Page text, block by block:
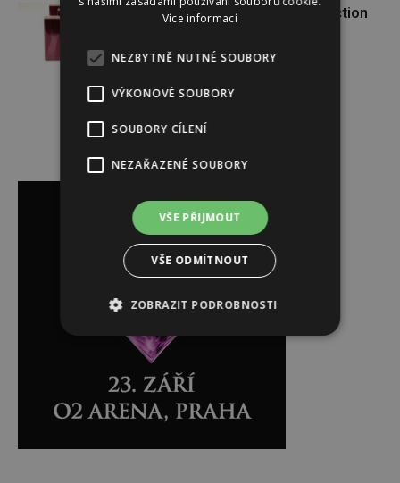
VÝHERCI: o krásnou vůni Attraction
Reklama
Více informací
NEZBYTNĚ NUTNÉ SOUBORY
VÝKONOVÉ SOUBORY
SOUBORY CÍLENÍ
NEZAŘAZENÉ SOUBORY
VŠE PŘIJMOUT
VŠE ODMÍTNOUT
ZOBRAZIT PODROBNOSTI